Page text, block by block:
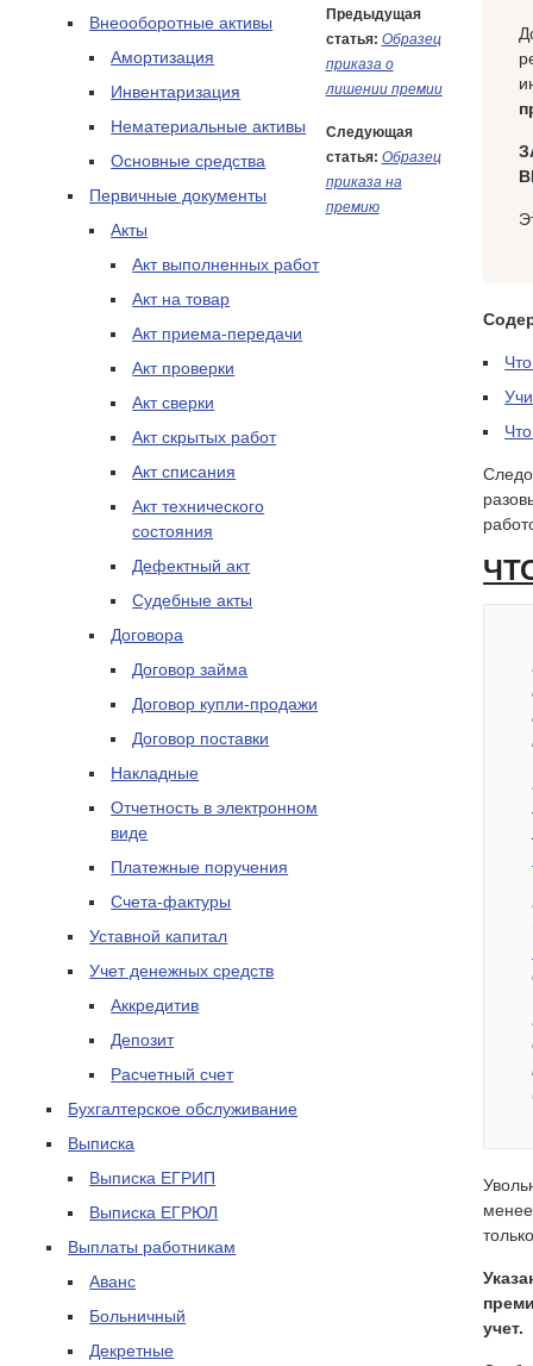
Внеооборотные активы
Амортизация
Инвентаризация
Нематериальные активы
Основные средства
Первичные документы
Акты
Акт выполненных работ
Акт на товар
Акт приема-передачи
Акт проверки
Акт сверки
Акт скрытых работ
Акт списания
Акт технического
состояния
Дефектный акт
Судебные акты
Договора
Договор займа
Договор купли-продажи
Договор поставки
Накладные
Отчетность в электронном
виде
Платежные поручения
Счета-фактуры
Уставной капитал
Учет денежных средств
Аккредитив
Депозит
Расчетный счет
Бухгалтерское обслуживание
Выписка
Выписка ЕГРИП
Выписка ЕГРЮЛ
Выплаты работникам
Аванс
Больничный
Декретные
Предыдущая
статья: Образец
приказа о
лишении премии
Следующая
статья: Образец
приказа на
премию
учет.